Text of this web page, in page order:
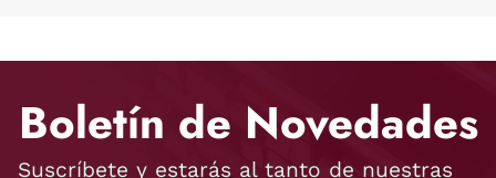
Boletín de Novedades
Suscríbete y estarás al tanto de nuestras